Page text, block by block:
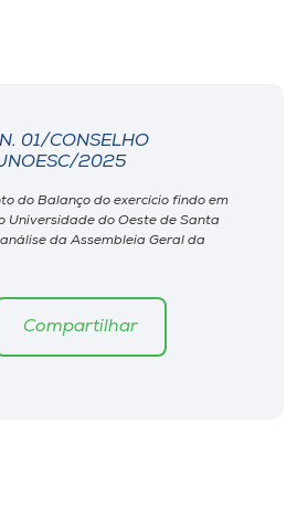
01/CONSELHO
2025
do Balanço do exercício findo em
Universidade do Oeste de Santa
da Assembleia Geral da
Compartilhar